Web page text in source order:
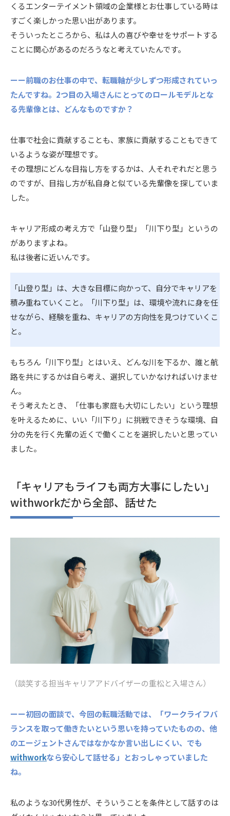
くるエンターテイメント領域の企業様とお仕事している時は
すごく楽しかった思い出があります。
そういったところから、私は人の喜びや幸せをサポートする
ことに関心があるのだろうなと考えていたんです。
ーー前職のお仕事の中で、転職軸が少しずつ形成されていっ
たんですね。2つ目の入場さんにとってのロールモデルとな
る先輩像とは、どんなものですか？
仕事で社会に貢献することも、家族に貢献することもできて
いるような姿が理想です。
その理想にどんな目指し方をするかは、人それぞれだと思う
のですが、目指し方が私自身と似ている先輩像を探していま
した。
キャリア形成の考え方で「山登り型」「川下り型」というの
がありますよね。
私は後者に近いんです。
「山登り型」は、大きな目標に向かって、自分でキャリアを
積み重ねていくこと。「川下り型」は、環境や流れに身を任
せながら、経験を重ね、キャリアの方向性を見つけていくこ
と。
もちろん「川下り型」とはいえ、どんな川を下るか、誰と航
路を共にするかは自ら考え、選択していかなければいけませ
ん。
そう考えたとき、「仕事も家庭も大切にしたい」という理想
を叶えるために、いい「川下り」に挑戦できそうな環境、自
分の先を行く先輩の近くで働くことを選択したいと思ってい
ました。
「キャリアもライフも両方大事にしたい」
withworkだから全部、話せた
（談笑する担当キャリアアドバイザーの重松と入場さん）
ーー初回の面談で、今回の転職活動では、「ワークライフバ
ランスを取って働きたいという思いを持っていたものの、他
のエージェントさんではなかなか言い出しにくい、でも
withworkなら安心して話せる」とおっしゃっていました
ね。
私のような30代男性が、そういうことを条件として話すのは